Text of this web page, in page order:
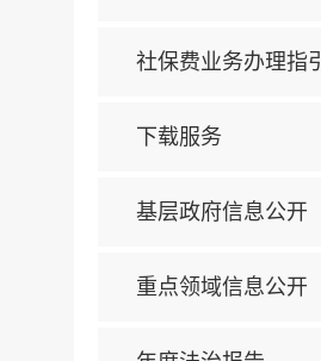
社保费业务办理指引
下载服务
基层政府信息公开
重点领域信息公开